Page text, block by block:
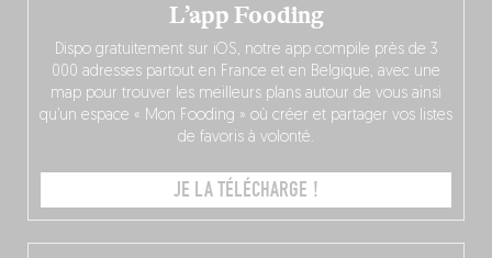
L’app Fooding
Dispo gratuitement sur iOS, notre app compile près de 3
000 adresses partout en France et en Belgique, avec une
map pour trouver les meilleurs plans autour de vous ainsi
qu’un espace « Mon Fooding » où créer et partager vos listes
de favoris à volonté.
JE LA TÉLÉCHARGE !